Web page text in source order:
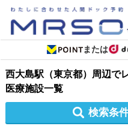
または
西大島駅（東京都）周辺で
医療施設一覧
検索条